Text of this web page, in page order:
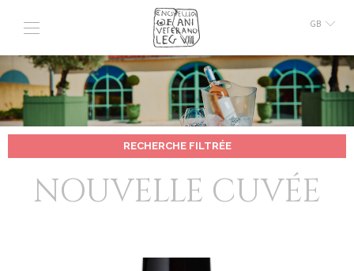
GB
IT
RECHERCHE FILTRÉE
NOUVELLE CUVÉE